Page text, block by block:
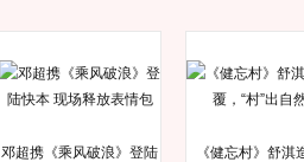
邓超携《乘风破浪》登陆
《健忘村》舒淇